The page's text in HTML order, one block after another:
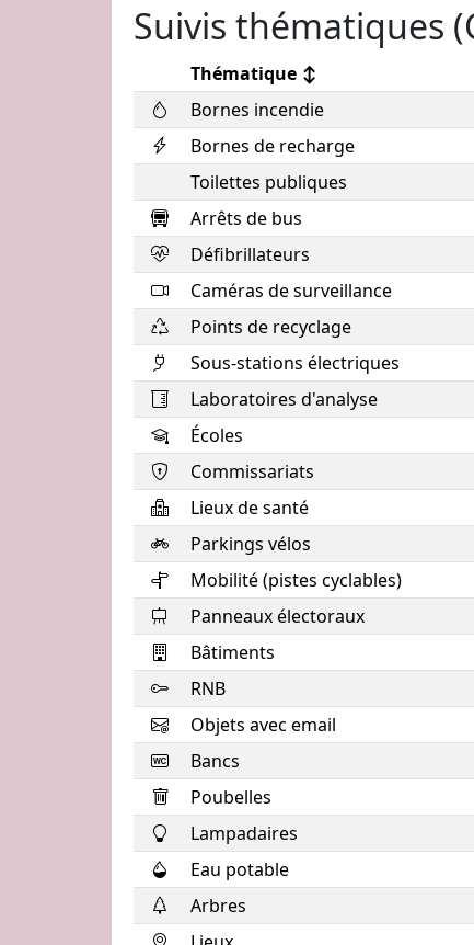
Suivis thématiques
Thématique ↕
Bornes incendie
Bornes de recharge
Toilettes publiques
Arrêts de bus
Défibrillateurs
Caméras de surveillance
Points de recyclage
Sous-stations électriques
Laboratoires d'analyse
Écoles
Commissariats
Lieux de santé
Parkings vélos
Mobilité (pistes cyclables)
Panneaux électoraux
Bâtiments
RNB
Objets avec email
Bancs
Poubelles
Lampadaires
Eau potable
Arbres